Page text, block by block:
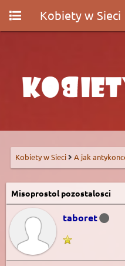
Kobiety w Sieci
Kobiety w Sieci A jak
Misoprostol pozostalosci
taboret